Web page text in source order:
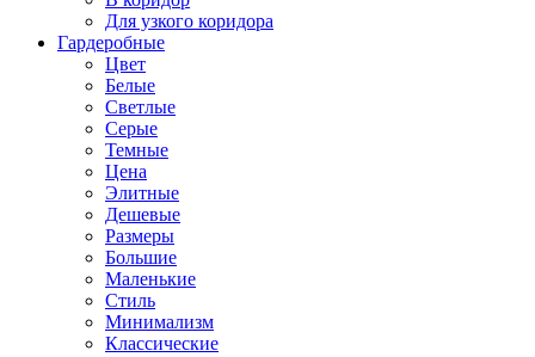
Для узкого коридора
Гардеробные
Цвет
Белые
Светлые
Серые
Темные
Цена
Элитные
Дешевые
Размеры
Большие
Маленькие
Стиль
Минимализм
Классические